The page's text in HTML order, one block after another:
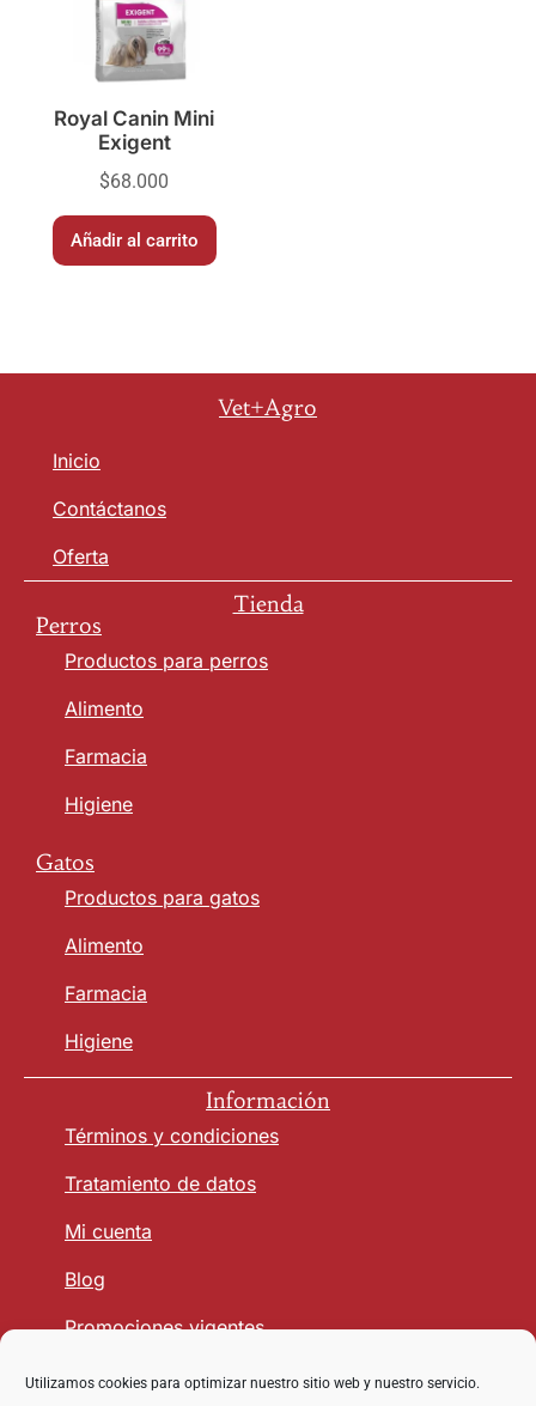
Utilizamos cookies para optimizar nuestro sitio web y nuestro servicio.
Royal Canin Mini
Exigent
$68.000
Añadir al carrito
Vet+Agro
Inicio
Contáctanos
Oferta
Tienda
Perros
Productos para perros
Alimento
Farmacia
Higiene
Gatos
Productos para gatos
Alimento
Farmacia
Higiene
Información
Términos y condiciones
Tratamiento de datos
Mi cuenta
Blog
Promociones vigentes
Seguridad y Confianza